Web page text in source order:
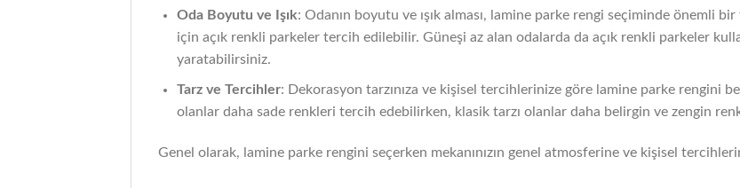
Oda Boyutu ve Işık: Odanın boyutu ve ışık alması, lamine parke rengi seçiminde önemli
için açık renkli parkeler tercih edilebilir. Güneşi az alan odalarda da açık renkli parkeler
yaratabilirsiniz.
Tarz ve Tercihler: Dekorasyon tarzınıza ve kişisel tercihlerinize göre lamine parke rengini
olanlar daha sade renkleri tercih edebilirken, klasik tarzı olanlar daha belirgin ve zengin
Genel olarak, lamine parke rengini seçerken mekanınızın genel atmosferine ve kişisel